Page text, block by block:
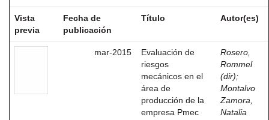
Vista
previa
Fecha de
publicación
Título Autor(es)
mar-2015
Evaluación de
riesgos
mecánicos en el
área de
producción de la
empresa Pmec
Rosero,
Rommel
(dir);
Montalvo
Zamora,
Natalia